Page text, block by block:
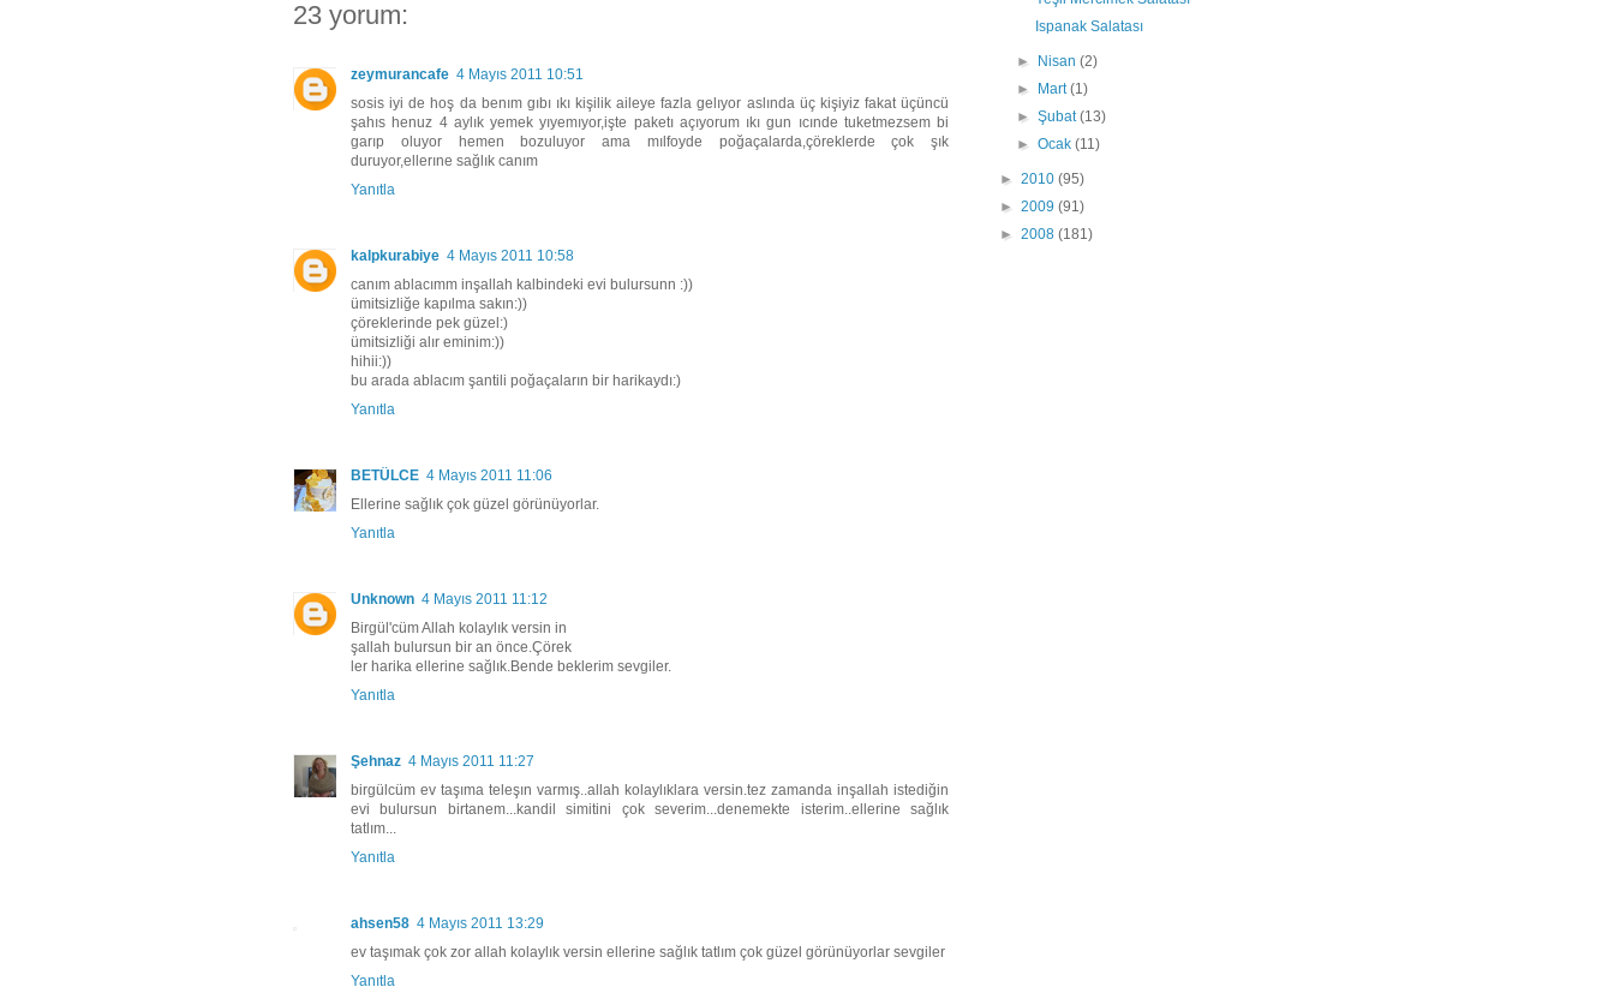
23 yorum:
zeymurancafe 4 Mayıs 2011 10:51
sosis iyi de hoş da benım gıbı ıkı kişilik aileye fazla gelıyor aslında üç kişiyiz fakat üçüncü
şahıs henuz 4 aylık yemek yıyemıyor,işte paketı açıyorum ıkı gun ıcınde tuketmezsem bi
garıp oluyor hemen bozuluyor ama mılfoyde poğaçalarda,çöreklerde çok şık
duruyor,ellerıne sağlık canım
Yanıtla
kalpkurabiye 4 Mayıs 2011 10:58
canım ablacımm inşallah kalbindeki evi bulursunn :))
ümitsizliğe kapılma sakın:))
çöreklerinde pek güzel:)
ümitsizliği alır eminim:))
hihii:))
bu arada ablacım şantili poğaçaların bir harikaydı:)
Yanıtla
BETÜLCE 4 Mayıs 2011 11:06
Ellerine sağlık çok güzel görünüyorlar.
Yanıtla
Unknown 4 Mayıs 2011 11:12
Birgül'cüm Allah kolaylık versin in
şallah bulursun bir an önce.Çörek
ler harika ellerine sağlık.Bende beklerim sevgiler.
Yanıtla
Şehnaz 4 Mayıs 2011 11:27
birgülcüm ev taşıma teleşın varmış..allah kolaylıklara versin.tez zamanda inşallah istediğin
evi bulursun birtanem...kandil simitini çok severim...denemekte isterim..ellerine sağlık
tatlım...
Yanıtla
ahsen58 4 Mayıs 2011 13:29
ev taşımak çok zor allah kolaylık versin ellerine sağlık tatlım çok güzel görünüyorlar sevgiler
Yanıtla
Ispanak Salatası
► Nisan(2)
►
Mart(1)
►Şubat(13)
►Ocak(11)
► 2010 (95)
► 2009 (91)
► 2008 (181)